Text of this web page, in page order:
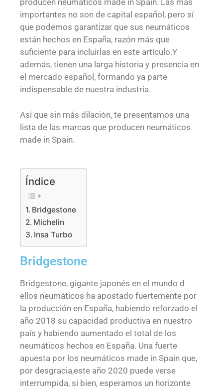
producen neumáticos made in Spain. Las más
importantes no son de capital español, pero sí
que podemos garantizar que sus neumáticos
están hechos en España, razón más que
suficiente para incluirlas en este artículo.Y
además, tienen una larga historia y presencia en
el mercado español, formando ya parte
indispensable de nuestra industria.
Así que sin más dilación, te presentamos una
lista de las marcas que producen neumáticos
made in Spain.
Índice
Bridgestone
Michelin
Insa Turbo
Bridgestone
Bridgestone, gigante japonés en el mundo d
ellos neumáticos ha apostado fuertemente por
la producción en España, habiendo reforzado el
año 2018 su capacidad productiva en nuestro
país y habiendo aumentado el total de los
neumáticos hechos en España. Una fuerte
apuesta por los neumáticos made in Spain que,
por desgracia,este año 2020 puede verse
interrumpida, si bien, esperamos un horizonte